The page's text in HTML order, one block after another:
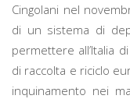
Cingolani nel
di un sistema di
permettere all’Italia
di raccolta e riciclo
inquinamento nei